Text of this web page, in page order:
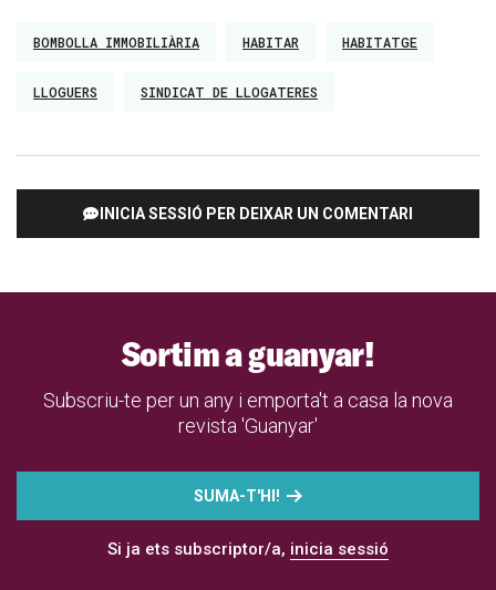
BOMBOLLA IMMOBILIÀRIA HABITAR HABITATGE
LLOGUERS SINDICAT DE LLOGATERES
INICIA SESSIÓ PER DEIXAR UN COMENTARI
Sortim a guanyar!
Subscriu-te per un any i emporta't a casa la nova
revista 'Guanyar'
SUMA-T'HI!
Si ja ets subscriptor/a, inicia sessió